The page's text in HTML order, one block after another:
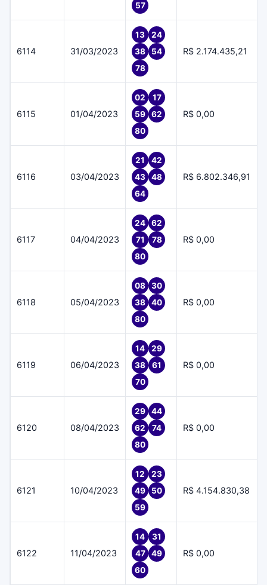
57
6114 31/03/2023
13
24
38
54
78
R$ 2.174.435,21
6115 01/04/2023
02
17
59
62
80
R$ 0,00
6116 03/04/2023
21
42
43
48
64
R$ 6.802.346,91
6117 04/04/2023
24
62
71
78
80
R$ 0,00
6118 05/04/2023
08
30
38
40
80
R$ 0,00
6119 06/04/2023
14
29
38
61
70
R$ 0,00
6120 08/04/2023
29
44
62
74
80
R$ 0,00
6121 10/04/2023
12
23
49
50
59
R$ 4.154.830,38
6122 11/04/2023
14
31
47
49
60
R$ 0,00